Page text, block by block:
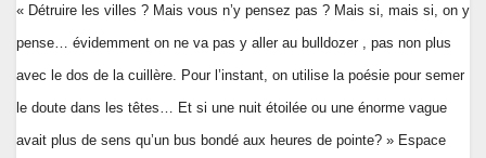
« Détruire les villes ? Mais vous n’y pensez pas ? Mais si, mais si, on y
pense… évidemment on ne va pas y aller au bulldozer , pas non plus
avec le dos de la cuillère. Pour l’instant, on utilise la poésie pour semer
le doute dans les têtes… Et si une nuit étoilée ou une énorme vague
avait plus de sens qu’un bus bondé aux heures de pointe? » Espace